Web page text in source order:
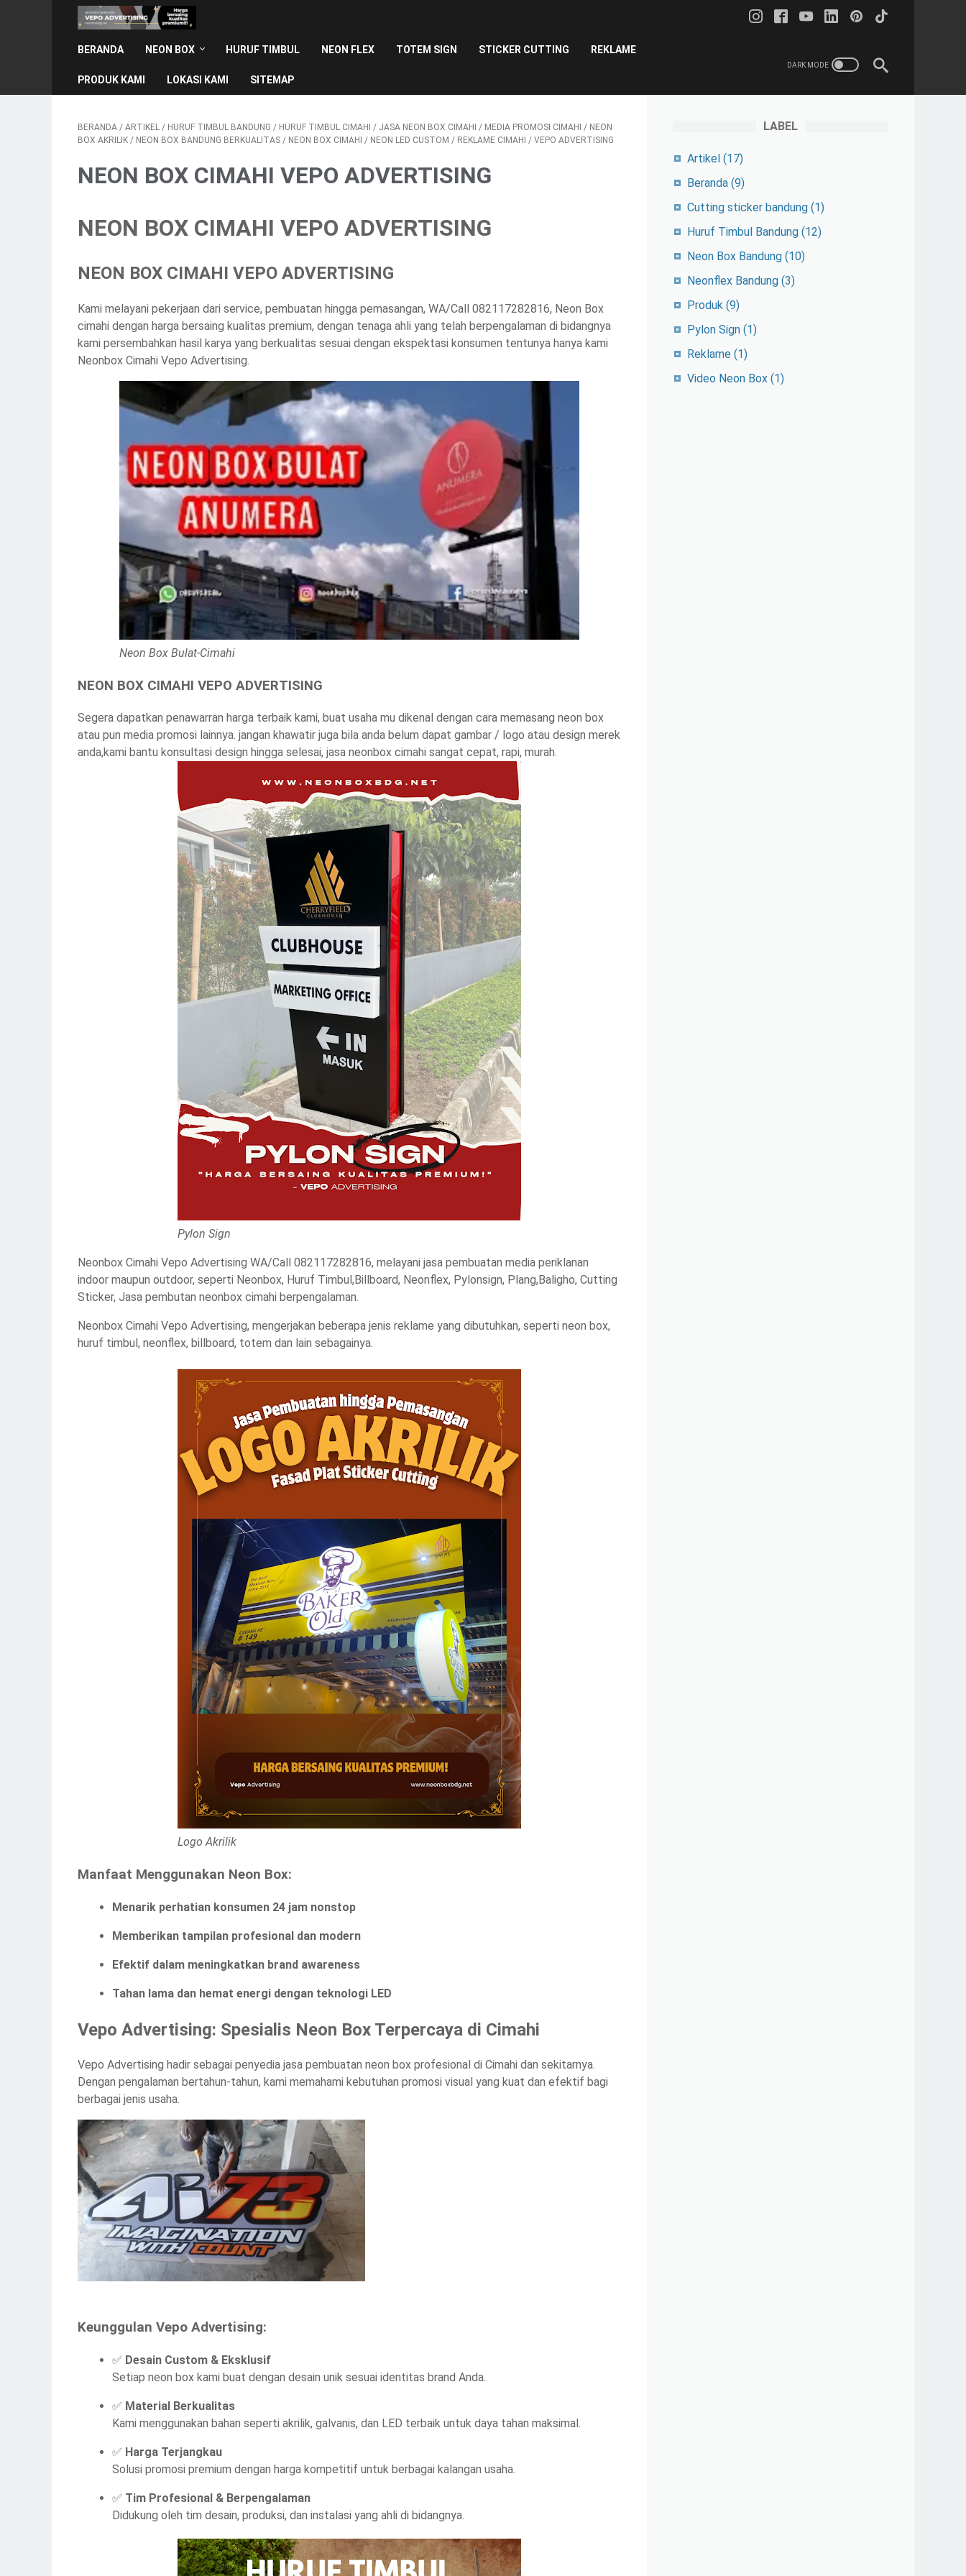
BERANDA NEON BOX HURUF TIMBUL NEON FLEX TOTEM SIGN STICKER CUTTING REKLAME
PRODUK KAMI LOKASI KAMI SITEMAP
BERANDA / ARTIKEL / HURUF TIMBUL BANDUNG / HURUF TIMBUL CIMAHI / JASA NEON BOX CIMAHI / MEDIA PROMOSI CIMAHI / NEON
BOX AKRILIK / NEON BOX BANDUNG BERKUALITAS / NEON BOX CIMAHI / NEON LED CUSTOM / REKLAME CIMAHI / VEPO ADVERTISING
NEON BOX CIMAHI VEPO ADVERTISING
NEON BOX CIMAHI VEPO ADVERTISING
NEON BOX CIMAHI VEPO ADVERTISING
Kami melayani pekerjaan dari service, pembuatan hingga pemasangan, WA/Call 082117282816, Neon Box
cimahi dengan harga bersaing kualitas premium, dengan tenaga ahli yang telah berpengalaman di bidangnya
kami persembahkan hasil karya yang berkualitas sesuai dengan ekspektasi konsumen tentunya hanya kami
Neonbox Cimahi Vepo Advertising.
Neon Box Bulat-Cimahi
NEON BOX CIMAHI VEPO ADVERTISING
Segera dapatkan penawarran harga terbaik kami, buat usaha mu dikenal dengan cara memasang neon box
atau pun media promosi lainnya. jangan khawatir juga bila anda belum dapat gambar / logo atau design merek
anda,kami bantu konsultasi design hingga selesai, jasa neonbox cimahi sangat cepat, rapi, murah.
Pylon Sign
Neonbox Cimahi Vepo Advertising WA/Call 082117282816, melayani jasa pembuatan media periklanan
indoor maupun outdoor, seperti Neonbox, Huruf Timbul,Billboard, Neonflex, Pylonsign, Plang,Baligho, Cutting
Sticker, Jasa pembutan neonbox cimahi berpengalaman.
Neonbox Cimahi Vepo Advertising, mengerjakan beberapa jenis reklame yang dibutuhkan, seperti neon box,
huruf timbul, neonflex, billboard, totem dan lain sebagainya.
Logo Akrilik
Manfaat Menggunakan Neon Box:
Menarik perhatian konsumen 24 jam nonstop
Memberikan tampilan profesional dan modern
Efektif dalam meningkatkan brand awareness
Tahan lama dan hemat energi dengan teknologi LED
Vepo Advertising: Spesialis Neon Box Terpercaya di Cimahi
Vepo Advertising hadir sebagai penyedia jasa pembuatan neon box profesional di Cimahi dan sekitarnya.
Dengan pengalaman bertahun-tahun, kami memahami kebutuhan promosi visual yang kuat dan efektif bagi
berbagai jenis usaha.
Keunggulan Vepo Advertising:
✅ Desain Custom & Eksklusif
Setiap neon box kami buat dengan desain unik sesuai identitas brand Anda.
✅ Material Berkualitas
Kami menggunakan bahan seperti akrilik, galvanis, dan LED terbaik untuk daya tahan maksimal.
✅ Harga Terjangkau
Solusi promosi premium dengan harga kompetitif untuk berbagai kalangan usaha.
✅ Tim Profesional & Berpengalaman
Didukung oleh tim desain, produksi, dan instalasi yang ahli di bidangnya.
LABEL
Artikel (17)
Beranda (9)
Cutting sticker bandung (1)
Huruf Timbul Bandung (12)
Neon Box Bandung (10)
Neonflex Bandung (3)
Produk (9)
Pylon Sign (1)
Reklame (1)
Video Neon Box (1)